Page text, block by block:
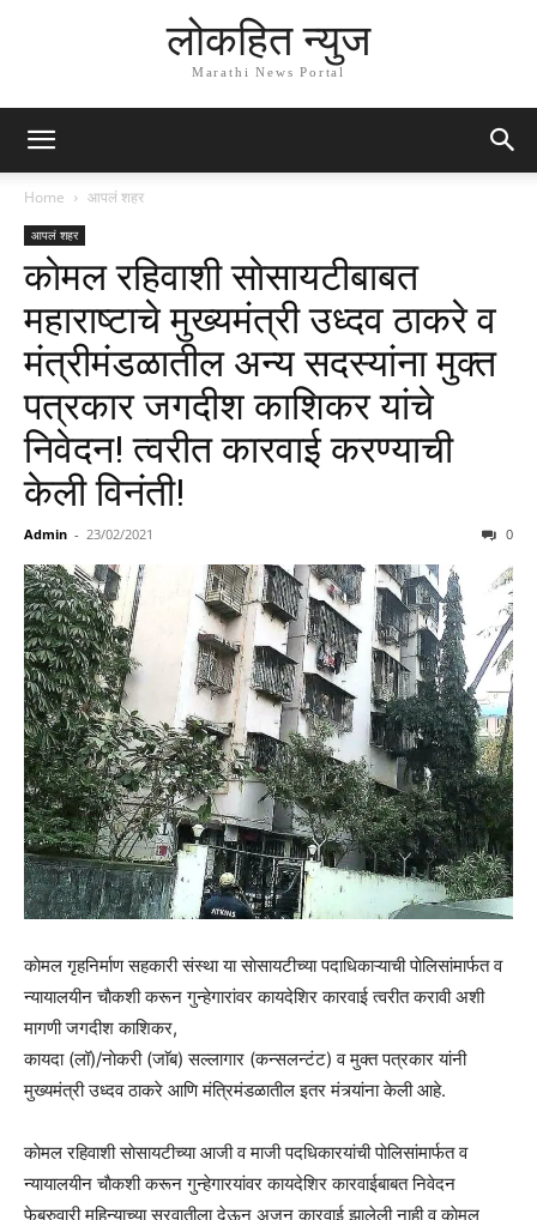
लोकहित न्युज
Marathi News Portal
Home आपलं शहर
आपलं शहर
काेमल रहिवाशी साेसायटीबाबत
महाराष्टाचे मुख्यमंत्री उध्दव ठाकरे व
मंत्रीमंडळातील अन्य सदस्यांना मुक्त
पत्रकार जगदीश काशिकर यांचे
निवेदन! त्वरीत कारवाई करण्याची
केली विनंती!
Admin - 23/02/2021 0
काेमल गृहनिर्माण सहकारी संस्था या साेसायटीच्या पदाधिकाऱ्याची पाेलिसांमार्फत व
न्यायालयीन चाैकशी करून गुन्हेगारांवर कायदेशिर कारवाई त्वरीत करावी अशी
मागणी जगदीश काशिकर,
कायदा (लॉ)/नाेकरी (जाॅब) सल्लागार (कन्सलन्टंट) व मुक्त पत्रकार यांनी
मुख्यमंत्री उध्दव ठाकरे आणि मंत्रिमंडळातील इतर मंत्र्यांना केली आहे.
काेमल रहिवाशी साेसायटीच्या आजी व माजी पदधिकारयांची पाेलिसांमार्फत व
न्यायालयीन चाैकशी करून गुन्हेगारयांवर कायदेशिर कारवाईबाबत निवेदन
फेब्रुवारी महिन्याच्या सुरवातीला देऊन अजुन कारवाई झालेली नाही व काेमल